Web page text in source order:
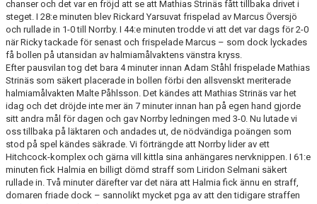
chanser och det var en fröjd att se att Mathias Strinäs fått tillbaka drivet i
steget. I 28:e minuten blev Rickard Yarsuvat frispelad av Marcus Översjö
och rullade in 1-0 till Norrby. I 44:e minuten trodde vi att det var dags för 2-0
när Ricky tackade för senast och frispelade Marcus – som dock lyckades
få bollen på utansidan av halmiamålvaktens vänstra kryss.
Efter pausvilan tog det bara 4 minuter innan Adam Ståhl frispelade Mathias
Strinäs som säkert placerade in bollen förbi den allsvenskt meriterade
halmiamålvakten Malte Påhlsson. Det kändes att Mathias Strinäs var het
idag och det dröjde inte mer än 7 minuter innan han på egen hand gjorde
sitt andra mål för dagen och gav Norrby ledningen med 3-0. Nu lutade vi
oss tillbaka på läktaren och andades ut, de nödvändiga poängen som
stod på spel kändes säkrade. Vi förträngde att Norrby lider av ett
Hitchcock-komplex och gärna vill kittla sina anhängares nervknippen. I 61:e
minuten fick Halmia en billigt dömd straff som Liridon Selmani säkert
rullade in. Två minuter därefter var det nära att Halmia fick ännu en straff,
domaren friade dock – sannolikt mycket pga av att den tidigare straffen